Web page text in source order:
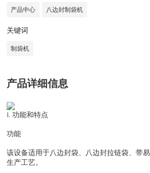
产品中心 八边封制袋机
关键词
制袋机
产品详细信息
I. 功能和特点
功能
该设备适用于八边封袋、八边封拉链袋、带
生产工艺。